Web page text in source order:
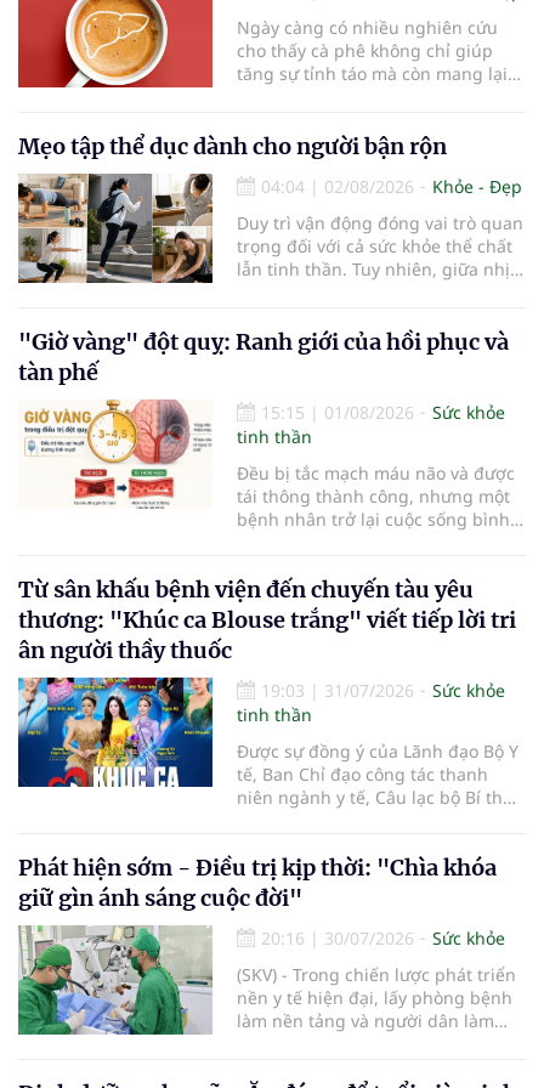
Ngày càng có nhiều nghiên cứu
cho thấy cà phê không chỉ giúp
tăng sự tỉnh táo mà còn mang lại
đóng vai trò lọc độc tố, chuyển hóa
thuốc và dự trữ nhiều vitamin,
khoáng chất thiết yếu nhưng cũng
rất dễ bị tổn thương…
Mẹo tập thể dục dành cho người bận rộn
04:04 | 02/08/2026
Khỏe - Đẹp
Duy trì vận động đóng vai trò quan
trọng đối với cả sức khỏe thể chất
lẫn tinh thần. Tuy nhiên, giữa nhịp
cho các hoạt động tập luyện
thường trở thành một thách thức
"Giờ vàng" đột quỵ: Ranh giới của hồi phục và
tàn phế
15:15 | 01/08/2026
Sức khỏe
tinh thần
Đều bị tắc mạch máu não và được
tái thông thành công, nhưng một
bệnh nhân trở lại cuộc sống bình
trường hợp tại Bệnh viện Đại học Y
Hà Nội cho thấy "giờ vàng" không
chỉ quyết định việc "cứu não" mà
của người bệnh.
Từ sân khấu bệnh viện đến chuyến tàu yêu
thương: "Khúc ca Blouse trắng" viết tiếp lời tri
ân người thầy thuốc
19:03 | 31/07/2026
Sức khỏe
tinh thần
Được sự đồng ý của Lãnh đạo Bộ Y
tế, Ban Chỉ đạo công tác thanh
niên ngành y tế, Câu lạc bộ Bí thư
ngành y tế chính thức khởi động
hành trình nghệ thuật thiện
nguyện vì cộng đồng mang tên
"Khúc ca Blouse trắng". Sự kiện mở
14h00, thứ Ba, ngày 04/8/2026 tại
Bệnh viện Bạch Mai cơ sở Ninh
Bình.
Phát hiện sớm - Điều trị kịp thời: "Chìa khóa
giữ gìn ánh sáng cuộc đời"
20:16 | 30/07/2026
Sức khỏe
(SKV) - Trong chiến lược phát triển
nền y tế hiện đại, lấy phòng bệnh
làm nền tảng và người dân làm